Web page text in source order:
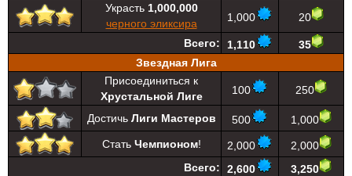
Украсть 1,000,000
черного эликсира
1,000 20
Всего: 1,110
35
Звездная Лига
Присоединиться к
Хрустальной Лиге
100 250
Достичь Лиги Мастеров 500
1,000
Стать Чемпионом! 2,000
2,000
Всего:
2,600
3,250